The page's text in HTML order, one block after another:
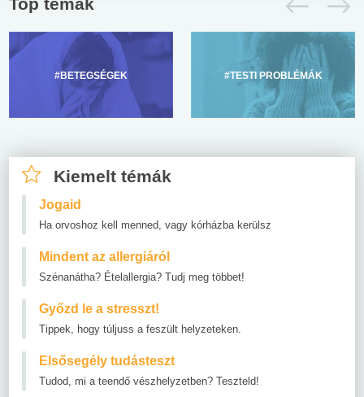
#BETEGSÉGEK #TESTI PROBLÉMÁK
Kiemelt témák
Jogaid
Ha orvoshoz kell menned, vagy kórházba kerülsz
Mindent az allergiáról
Szénanátha? Ételallergia? Tudj meg többet!
Győzd le a stresszt!
Tippek, hogy túljuss a feszült helyzeteken.
Elsősegély tudásteszt
Tudod, mi a teendő vészhelyzetben? Teszteld!